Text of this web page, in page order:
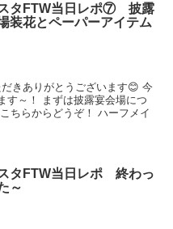
タFTW当日レポ⑦ 披露
装花とペーパーアイテム
きありがとうございます😊 今
す～！ まずは披露宴会場につ
ちらからどうぞ！ ハーフメイ
タFTW当日レポ 終わっ
～